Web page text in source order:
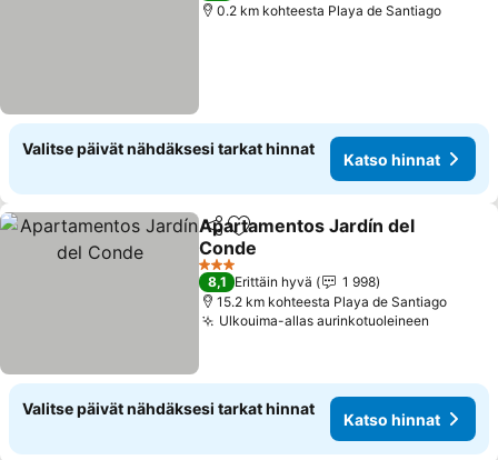
0.2 km kohteesta Playa de Santiago
Valitse päivät nähdäksesi tarkat hinnat
Katso hinnat
Jaa Lisää suosikkeihin
Apartamentos Jardín del
Conde
3 Tähtiluokitus
8,1 Erittäin hyvä
1 998
15.2 km kohteesta Playa de Santiago
Ulkouima-allas aurinkotuoleineen
Valitse päivät nähdäksesi tarkat hinnat
Katso hinnat